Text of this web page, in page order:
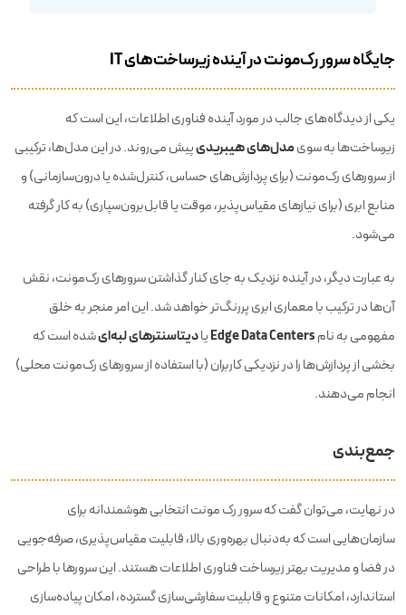
جایگاه سرور رک‌مونت در آینده زیرساخت‌های IT
یکی از دیدگاه‌های جالب در مورد آینده فناوری اطلاعات، این است که
زیرساخت‌ها به سویمدل‌های هیبریدیپیش می‌روند. در این مدل‌ها، ترکیبی
از سرورهای رک‌مونت (برای پردازش‌های حساس، کنترل‌شده یا درون‌سازمانی) و
منابع ابری (برای نیازهای مقیاس‌پذیر، موقت یا قابل‌برون‌سپاری) به کار گرفته
می‌شود.
به عبارت دیگر، در آینده نزدیک به جای کنار گذاشتن سرورهای رک‌مونت، نقش
آن‌ها در ترکیب با معماری ابری پررنگ‌تر خواهد شد. این امر منجر به خلق
مفهومی به نامEdge Data Centersیادیتاسنترهای لبه‌ایشده است که
بخشی از پردازش‌ها را در نزدیکی کاربران (با استفاده از سرورهای رک‌مونت محلی)
انجام می‌دهند.
جمع‌بندی
در نهایت، می‌توان گفت که سرور رک مونت انتخابی هوشمندانه برای
سازمان‌هایی است که به‌دنبال بهره‌وری بالا، قابلیت مقیاس‌پذیری، صرفه‌جویی
در فضا و مدیریت بهتر زیرساخت فناوری اطلاعات هستند. این سرورها با طراحی
استاندارد، امکانات متنوع و قابلیت سفارشی‌سازی گسترده، امکان پیاده‌سازی